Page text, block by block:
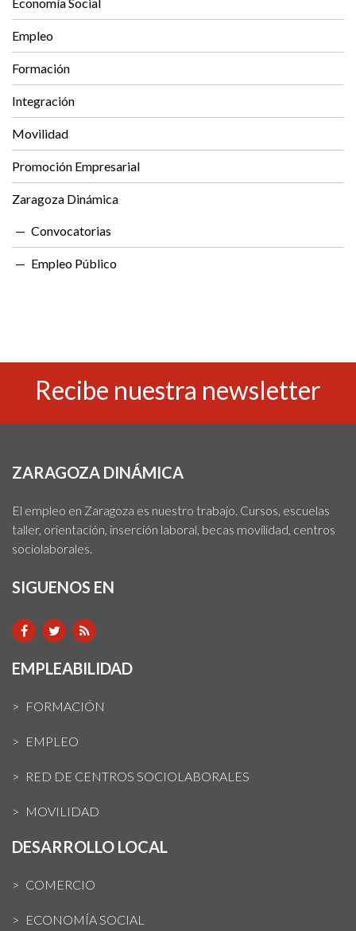
Empleo
Formación
Integración
Movilidad
Promoción Empresarial
Zaragoza Dinámica
Convocatorias
Empleo Público
Recibe nuestra newsletter
ZARAGOZA DINÁMICA
El empleo en Zaragoza es nuestro trabajo. Cursos, escuelas
taller, orientación, inserción laboral, becas movilidad, centros
sociolaborales.
SIGUENOS EN
EMPLEABILIDAD
FORMACIÓN
EMPLEO
RED DE CENTROS SOCIOLABORALES
MOVILIDAD
DESARROLLO LOCAL
COMERCIO
ECONOMÍA SOCIAL